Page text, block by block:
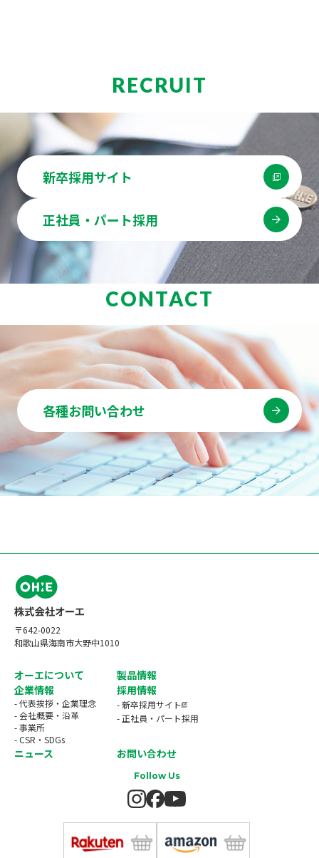
RECRUIT
新卒採用サイト
正社員・パート採用
CONTACT
各種お問い合わせ
〒642-0022
和歌山県海南市大野中1010
オーエについて
製品情報
企業情報
- 代表挨拶・企業理念
- 会社概要・沿革
- 事業所
- CSR・SDGs
採用情報
- 新卒採用サイト
- 正社員・パート採用
ニュース お問い合わせ
Follow Us